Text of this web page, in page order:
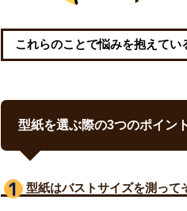
これらのことで悩みを抱えてい
型紙を選ぶ際の3つのポイント
型紙はバストサイズを測って